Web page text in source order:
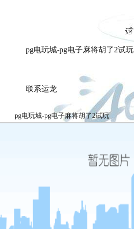
pg电玩城-pg电子麻将胡了2试玩
联系运龙
pg电玩城-pg电子麻将胡了2试玩